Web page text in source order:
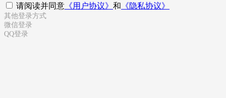
请阅读并同意 《用户协议》 和 《隐私协议》
其他登录方式
微信登录
QQ登录